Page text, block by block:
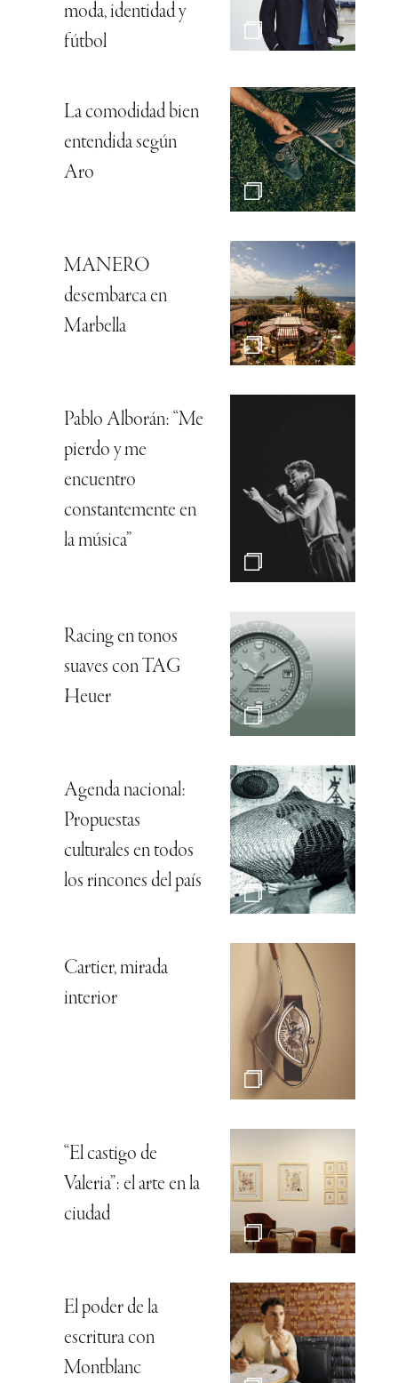
moda, identidad y
fútbol
La comodidad bien
entendida según
Aro
MANERO
desembarca en
Marbella
Pablo Alborán: “Me
pierdo y me
encuentro
constantemente en
la música”
Racing en tonos
suaves con TAG
Heuer
Agenda nacional:
Propuestas
culturales en todos
los rincones del país
Cartier, mirada
interior
“El castigo de
Valeria”: el arte en la
ciudad
El poder de la
escritura con
Montblanc